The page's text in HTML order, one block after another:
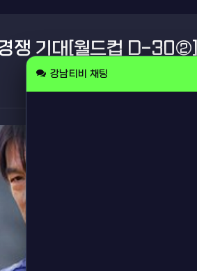
쟁 기대[월드컵 D-30②]
강남티비 채팅